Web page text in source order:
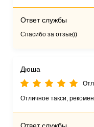
Ответ службы
Спасибо за отзыв))
Дюша
Отличное такси,